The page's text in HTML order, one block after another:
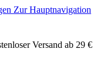
Zur Hauptnavigation
Versand ab 29 €